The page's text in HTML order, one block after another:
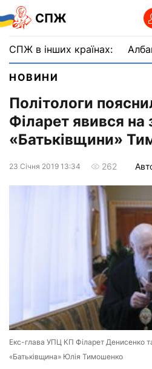
СПЖ
СПЖ в інших країнах:
НОВИНИ
Політологи
Філарет явився на
«Батьківщини»
23 Сiчня 2019 13:34 262
Екс-глава УПЦ КП Філарет Денисенко
«Батьківщина» Юлія Тимошенко